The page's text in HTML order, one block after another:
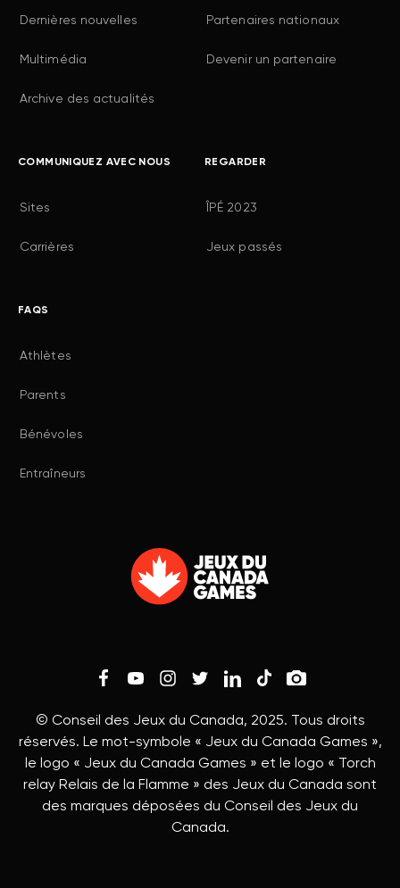
Dernières nouvelles
Multimédia
Archive des actualités
Partenaires nationaux
Devenir un partenaire
COMMUNIQUEZ AVEC NOUS
Sites
Carrières
REGARDER
ÎPÉ 2023
Jeux passés
FAQS
Athlètes
Parents
Bénévoles
Entraîneurs
© Conseil des Jeux du Canada, 2025. Tous droits
réservés. Le mot-symbole « Jeux du Canada Games »,
le logo « Jeux du Canada Games » et le logo « Torch
relay Relais de la Flamme » des Jeux du Canada sont
des marques déposées du Conseil des Jeux du
Canada.